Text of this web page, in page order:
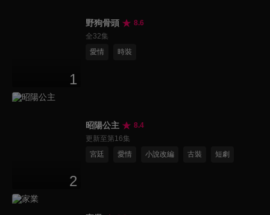
1
野狗骨頭
8.6
全32集
愛情
時裝
2
昭陽公主
8.4
更新至第16集
宮廷
愛情 小說改編 古裝 短劇